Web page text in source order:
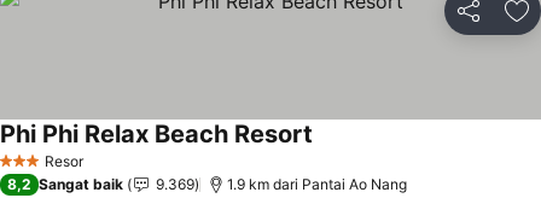
Bagikan
3 BintangResor
Phi Phi Relax Beach Resort
8,2 Sangat baik 9.369 1.9 km dari Pantai Ao Nang